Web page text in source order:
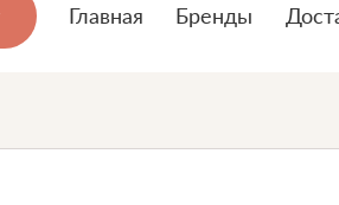
Главная Бренды